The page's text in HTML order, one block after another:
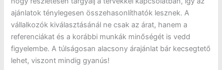
ajánlatok ténylegesen összehasonlíthatók lesznek. A
vállalkozók kiválasztásánál ne csak az árat, hanem a
referenciákat és a korábbi munkák minőségét is vedd
figyelembe. A túlságosan alacsony árajánlat bár kecsegtető
lehet, viszont mindig gyanús!